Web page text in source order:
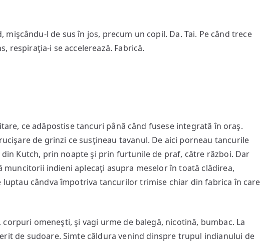
l de sus în jos, precum un copil. Da. Tai. Pe când trece
respiraţia-i se accelerează. Fabrică.
ce adăpostise tancuri până când fusese integrată în oraş.
de grinzi ce susţineau tavanul. De aici porneau tancurile
Kutch, prin noapte şi prin furtunile de praf, către război. Dar
muncitorii indieni aplecaţi asupra meselor în toată clădirea,
luptau cândva împotriva tancurilor trimise chiar din fabrica în care
omeneşti, şi vagi urme de balegă, nicotină, bumbac. La
de sudoare. Simte căldura venind dinspre trupul indianului de